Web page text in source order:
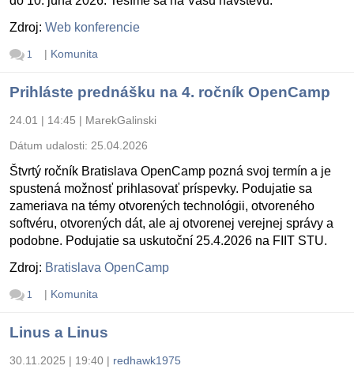
Zdroj: Web konferencie
1 | Komunita
Prihláste prednášku na 4. ročník OpenCamp
24.01 | 14:45 | MarekGalinski
Dátum udalosti: 25.04.2026
Štvrtý ročník Bratislava OpenCamp pozná svoj termín a je
spustená možnosť prihlasovať príspevky. Podujatie sa
zameriava na témy otvorených technológii, otvoreného
softvéru, otvorených dát, ale aj otvorenej verejnej správy a
podobne. Podujatie sa uskutoční 25.4.2026 na FIIT STU.
Zdroj: Bratislava OpenCamp
1 | Komunita
Linus a Linus
30.11.2025 | 19:40 | redhawk1975